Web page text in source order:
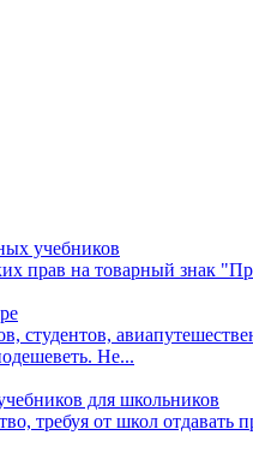
учебников
прав на товарный знак
студентов,
Не...
для школьников
требуя от школ отдавать